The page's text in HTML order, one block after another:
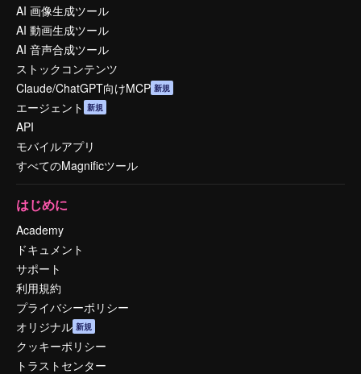
AI 画像生成ツール
AI 動画生成ツール
AI 音声合成ツール
ストックコンテンツ
Claude/ChatGPT向けMCP 新規
エージェント 新規
API
モバイルアプリ
すべてのMagnificツール
はじめに
Academy
ドキュメント
サポート
利用規約
プライバシーポリシー
オリジナル 新規
クッキーポリシー
トラストセンター